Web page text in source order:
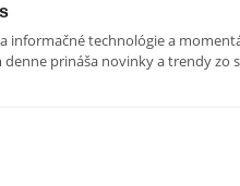
informačné technológie a
prináša novinky a trendy zo